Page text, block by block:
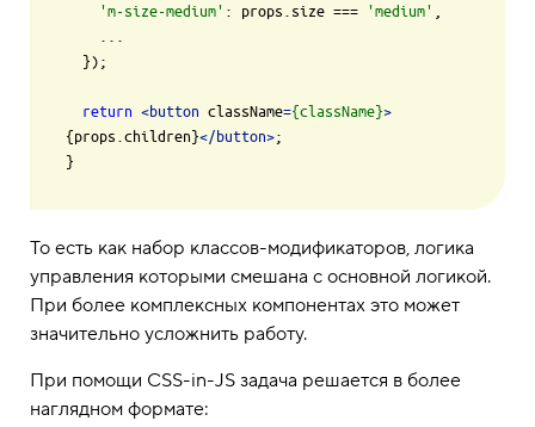
'm-size-medium' : props. size === 'medium'
return <button className={className}>
{props.children}</button>;
То есть как набор классов-модификаторов, логика
управления которыми смешана с основной логикой.
При более комплексных компонентах это может
значительно усложнить работу.
При помощи CSS-in-JS задача решается в более
наглядном формате: